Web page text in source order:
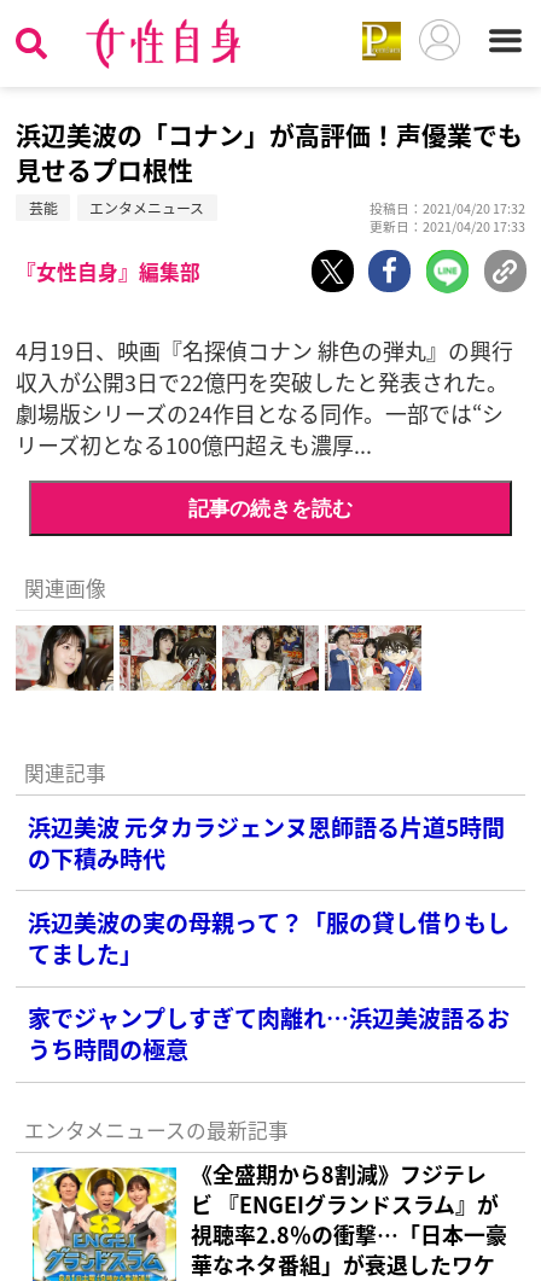
浜辺美波の「コナン」が高評価！声優業でも
見せるプロ根性
芸能 エンタメニュース
投稿日：2021/04/20 17:32
更新日：2021/04/20 17:33
『女性自身』編集部
4月19日、映画『名探偵コナン 緋色の弾丸』の興行
収入が公開3日で22億円を突破したと発表された。
劇場版シリーズの24作目となる同作。一部では“シ
リーズ初となる100億円超えも濃厚...
記事の続きを読む
関連画像
関連記事
浜辺美波 元タカラジェンヌ恩師語る片道5時間
の下積み時代
浜辺美波の実の母親って？「服の貸し借りもし
てました」
家でジャンプしすぎて肉離れ…浜辺美波語るお
うち時間の極意
エンタメニュースの最新記事
《全盛期から8割減》フジテレ
ビ 『ENGEIグランドスラム』が
視聴率2.8％の衝撃…「日本一豪
華なネタ番組」が衰退したワケ